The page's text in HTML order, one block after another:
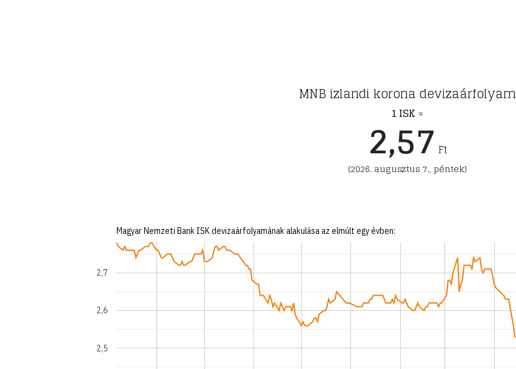
MNB izlandi korona devizaárfolyam
1 ISK =
2,57 Ft
(2026. augusztus 7., péntek)
Magyar Nemzeti Bank ISK devizaárfolyamának alakulása az elmúlt egy évben:
2,5
2,6
2,7